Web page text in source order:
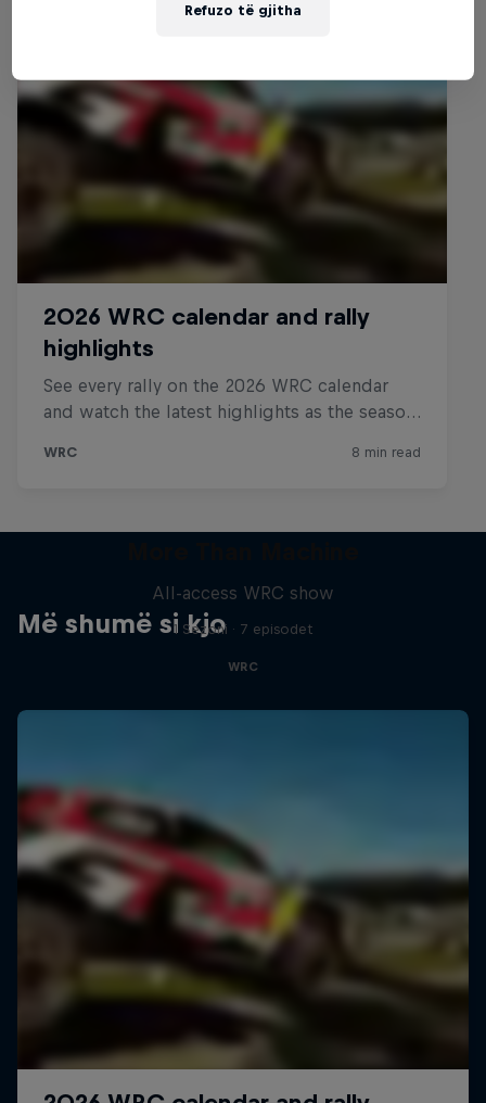
Më shumë si kjo
All-access WRC show
1 Sezoni · 7 episodet
WRC
Refuzo të gjitha